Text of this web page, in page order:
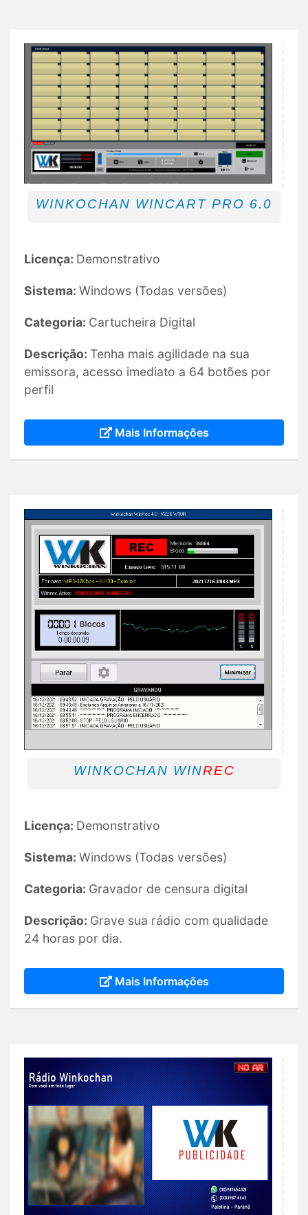
WINKOCHAN WINCART PRO 6.0
Licença: Demonstrativo
Sistema: Windows (Todas versões)
Categoria: Cartucheira Digital
Descrição: Tenha mais agilidade na sua
emissora, acesso imediato a 64 botões por
perfil
Mais Informações
WINKOCHAN WINREC
Licença: Demonstrativo
Sistema: Windows (Todas versões)
Categoria: Gravador de censura digital
Descrição: Grave sua rádio com qualidade
24 horas por dia.
Mais Informações